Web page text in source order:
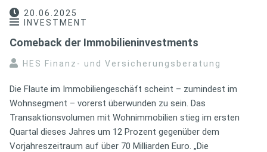
20.06.2025
INVESTMENT
Comeback der Immobilieninvestments
HES Finanz- und Versicherungsberatung
Die Flaute im Immobiliengeschäft scheint – zumindest im
Wohnsegment – vorerst überwunden zu sein. Das
Transaktionsvolumen mit Wohnimmobilien stieg im ersten
Quartal dieses Jahres um 12 Prozent gegenüber dem
Vorjahreszeitraum auf über 70 Milliarden Euro. „Die